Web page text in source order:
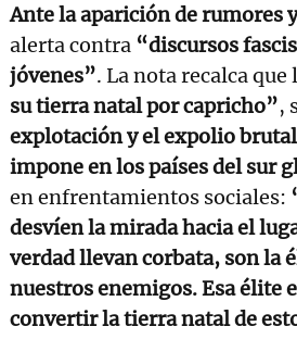
Ante la aparición de rumores
alerta contra “discursos
jóvenes”. La nota recalca
su tierra natal por capricho”,
explotación y el expolio
impone en los países del sur
en enfrentamientos sociales:
desvíen la mirada hacia el
verdad llevan corbata, son la
nuestros enemigos. Esa élite
convertir la tierra natal de